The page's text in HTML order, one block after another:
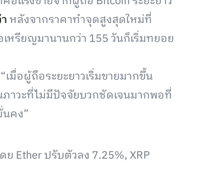
หลังจากราคาทำจุดสูงสุดใหม่ที่
รียญมานานกว่า 155 วันก็เริ่มทยอย
มื่อผู้ถือระยะยาวเริ่มขายมากขึ้น
ภาวะที่ไม่มีปัจจัยบวกชัดเจนมากพอที่
คง”
Ether ปรับตัวลง 7.25%, XRP